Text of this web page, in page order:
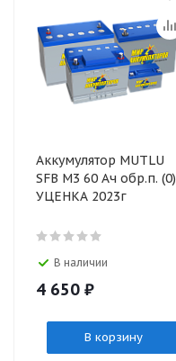
Аккумулятор MUTLU
SFB M3 60 Ач обр.п. (0)
УЦЕНКА 2023г
В наличии
4 650 ₽
В корзину